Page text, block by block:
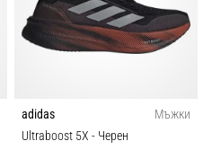
adidas
Мъжки
Ultraboost 5X - Черен